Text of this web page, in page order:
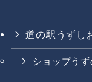
道の駅うずし
ショップうず